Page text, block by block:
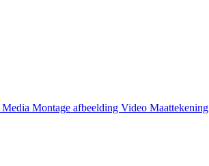
Media Montage afbeelding Video Maattekening